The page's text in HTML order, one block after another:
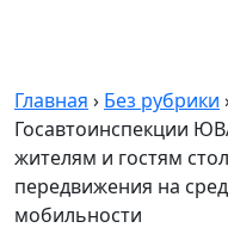
Главная › Без рубрики
Госавтоинспекции
жителям и гостям
передвижения на
мобильности